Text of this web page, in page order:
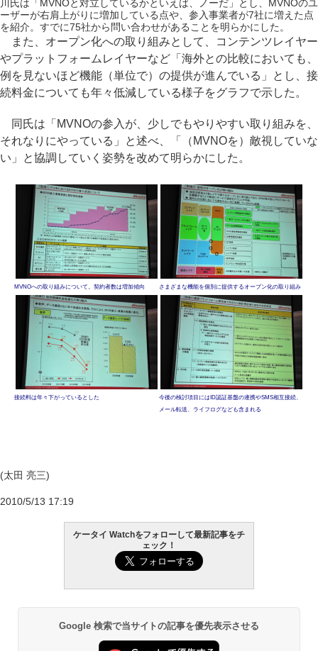
川氏は「MVNOと対立しているかといえば、ノーだ」とし、MVNOのユ
ーザーが右肩上がりに増加している点や、参入事業者が7社に増えた点
を紹介。すでに75社から問い合わせがあることを明らかにした。
また、オープン化への取り組みとして、コンテンツレイヤー
やプラットフォームレイヤーなど「海外との比較においても、
例を見ないほど機能（単位で）の提供が進んでいる」とし、接
続料金についても年々低減している様子をグラフで示した。
同氏は「MVNOの参入が、少しでもやりやすい取り組みを、
それなりにやっている」と述べ、「（MVNOを）敵視していな
い」と協調していく姿勢を改めて明らかにした。
MVNOへの取り組みについて。契約者数は増加傾向 さまざまな機能を個別に提供するオープン化の取り組み
接続料は年々下がっているとした
今後の検討項目にはID認証基盤の連携やSMS相互接続、
メール転送、ライフログなども含まれる
(太田 亮三)
2010/5/13 17:19
ケータイ Watchをフォローして最新記事をチ
ェック！
Google 検索で当サイトの記事を優先表示させる